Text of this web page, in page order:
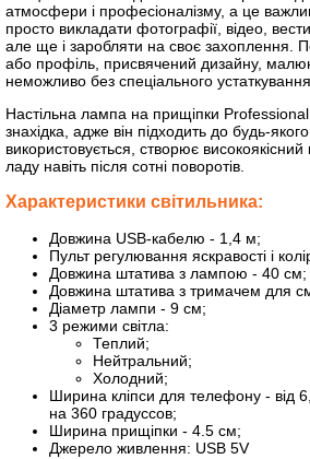
атмосфери і професіоналізму, а це
просто викладати фотографії, відео,
але ще і заробляти на своє захоплення.
або профіль, присвячений дизайну,
неможливо без спеціального
Настільна лампа на прищіпки
знахідка, адже він підходить до будь-
використовується, створює високоякісний
ладу навіть після сотні поворотів.
Характеристики світильника:
Довжина USB-кабелю - 1,4 м;
Пульт регулювання яскравості і
Довжина штатива з лампою - 40 см;
Довжина штатива з тримачем для
Діаметр лампи - 9 см;
3 режими світла:
Теплий;
Нейтральний;
Холодний;
Ширина кліпси для телефону - від
на 360 градуссов;
Ширина прищіпки - 4.5 см;
Джерело живлення: USB 5V